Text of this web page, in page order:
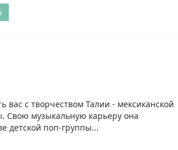
вас с творчеством Талии - мексиканской
Свою музыкальную карьеру она
детской поп-группы...